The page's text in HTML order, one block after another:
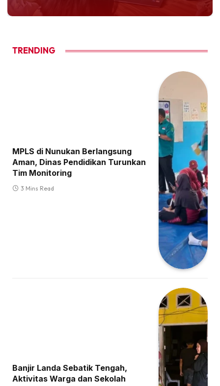
TRENDING
MPLS di Nunukan Berlangsung
Aman, Dinas Pendidikan Turunkan
Tim Monitoring
3 Mins Read
Banjir Landa Sebatik Tengah,
Aktivitas Warga dan Sekolah